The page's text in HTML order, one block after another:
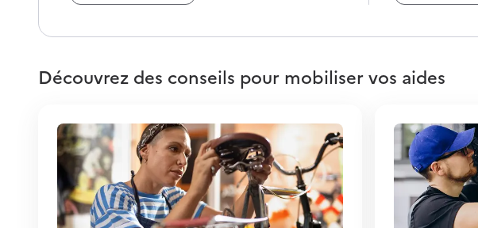
Découvrez des conseils pour mobiliser vos aides